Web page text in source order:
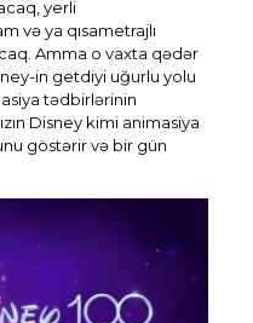
yerli
və ya qısametrajlı
Amma o vaxta qədər
in getdiyi uğurlu yolu
tədbirlərinin
Disney kimi animasiya
göstərir və bir gün